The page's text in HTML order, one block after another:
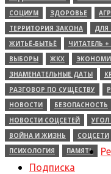
СОЦИУМ
ЗДОРОВЬЕ
ТЕРРИТОРИЯ ЗАКОНА
ДЛЯ
ЖИТЬЁ-БЫТЬЁ
ЧИТАТЕЛЬ
ВЫБОРЫ
ЖКХ
ЗНАМЕНАТЕЛЬНЫЕ ДАТЫ
РАЗГОВОР ПО СУЩЕСТВУ
НОВОСТИ
БЕЗОПАСНОСТЬ
НОВОСТИ СОЦСЕТЕЙ
УГОЛ
ВОЙНА И ЖИЗНЬ
СОЦСЕТИ
ПСИХОЛОГИЯ
ПАМЯТЬ
Подписка